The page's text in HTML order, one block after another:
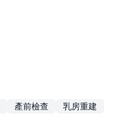
產前檢查 乳房重建